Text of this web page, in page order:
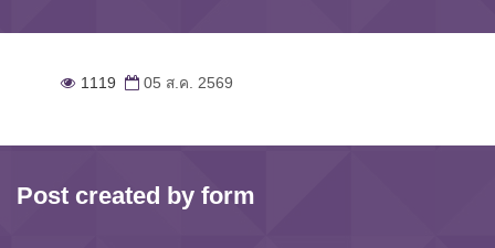
1119 05 ส.ค. 2569
Post created by form